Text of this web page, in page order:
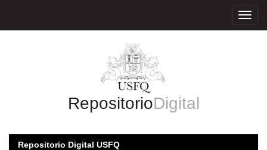
RepositorioDigital
Repositorio Digital USFQ